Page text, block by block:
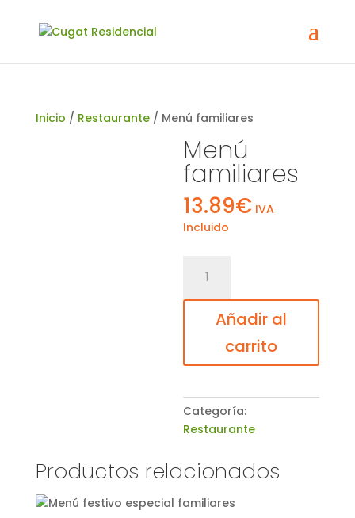
Inicio / Restaurante/ Menú familiares
Menú
familiares
13.89€ IVA
Incluido
familiares
cantidad
Añadir al
carrito
Categoría:
Restaurante
Productos relacionados